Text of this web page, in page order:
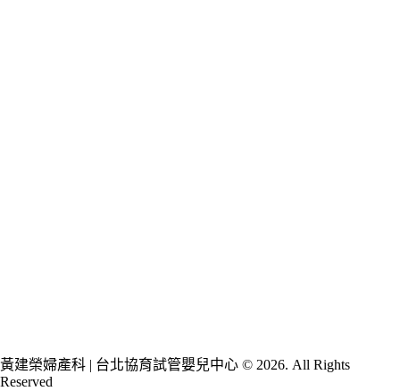
黃建榮婦產科 | 台北協育試管嬰兒中心 © 2026. All Rights
Reserved